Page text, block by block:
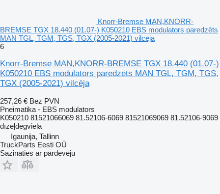
Knorr-Bremse MAN,KNORR-
BREMSE TGX 18.440 (01.07-) K050210 EBS modulators paredzēts
MAN TGL, TGM, TGS, TGX (2005-2021) vilcēja
6
Knorr-Bremse MAN,KNORR-BREMSE TGX 18.440 (01.07-)
K050210 EBS modulators paredzēts MAN TGL, TGM, TGS,
TGX (2005-2021) vilcēja
257,26 € Bez PVN
Pneimatika - EBS modulators
K050210 81521066069 81.52106-6069 81521069069 81.52106-9069
dīzeļdegviela
Igaunija, Tallinn
TruckParts Eesti OÜ
Sazināties ar pārdevēju